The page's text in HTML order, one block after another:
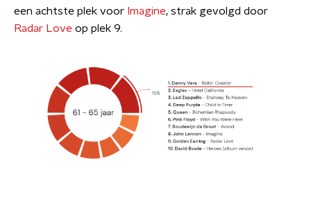
een achtste plek voor Imagine, strak gevolgd door
Radar Love op plek 9.